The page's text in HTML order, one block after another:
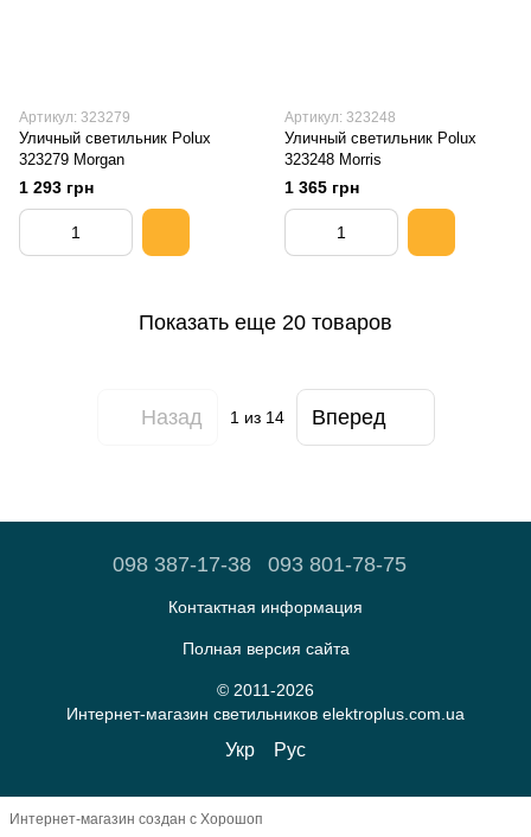
Артикул: 323279
Уличный светильник Polux
323279 Morgan
1 293 грн
Артикул: 323248
Уличный светильник Polux
323248 Morris
1 365 грн
Показать еще 20 товаров
Назад 1 из 14 Вперед
098 387-17-38 093 801-78-75
Контактная информация
Полная версия сайта
© 2011-2026
Интернет-магазин светильников elektroplus.com.ua
Укр Рус
Интернет-магазин создан с Хорошоп